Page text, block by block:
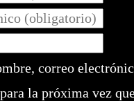
correo
la próxima vez